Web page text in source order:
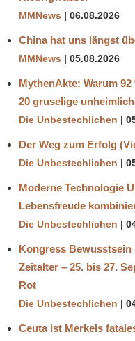
MMNews 06.08.2026
China hat uns längst
MMNews 05.08.2026
MythenAkte: Warum
20 gruselige
Die Unbestechlichen
Der Weg zum Erfolg
Die Unbestechlichen
Moderne Technologie
Lebensfreude
Die Unbestechlichen
Kongress
Zeitalter – 25. bis 27.
Rot
Die Unbestechlichen
Ceuta ist Merkels